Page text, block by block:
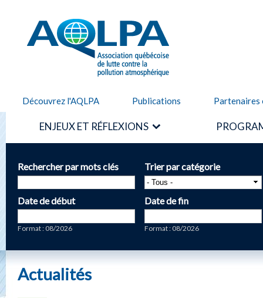
AQLPA
Découvrez l'AQLPA Publications Partenaires
ENJEUX ET RÉFLEXIONS
Rechercher par mots clés Trier par catégorie
Date de début
Format : 08/2026
Date de fin
Format : 08/2026
Actualités